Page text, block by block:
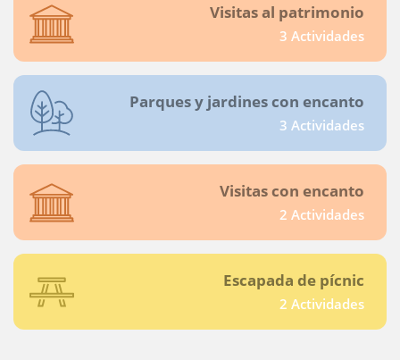
Visitas al patrimonio
3 Actividades
Parques y jardines con encanto
3 Actividades
Visitas con encanto
2 Actividades
Escapada de pícnic
2 Actividades